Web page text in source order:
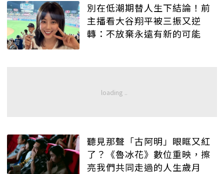
別在低潮期替人生下結論！前
主播看大谷翔平被三振又逆
轉：不放棄永遠有新的可能
聽見那聲「古阿明」眼眶又紅
了？《魯冰花》數位重映，擦
亮我們共同走過的人生歲月